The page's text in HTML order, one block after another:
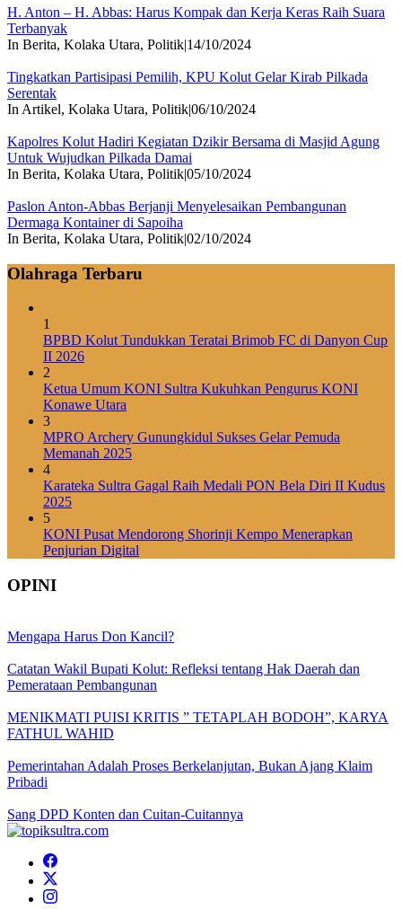
H. Anton – H. Abbas: Harus Kompak dan Kerja Keras Raih Suara
Terbanyak
In Berita, Kolaka Utara, Politik|14/10/2024
Tingkatkan Partisipasi Pemilih, KPU Kolut Gelar Kirab Pilkada
Serentak
In Artikel, Kolaka Utara, Politik|06/10/2024
Kapolres Kolut Hadiri Kegiatan Dzikir Bersama di Masjid Agung
Untuk Wujudkan Pilkada Damai
In Berita, Kolaka Utara, Politik|05/10/2024
Paslon Anton-Abbas Berjanji Menyelesaikan Pembangunan
Dermaga Kontainer di Sapoiha
In Berita, Kolaka Utara, Politik|02/10/2024
Olahraga Terbaru
1
BPBD Kolut Tundukkan Teratai Brimob FC di Danyon Cup
II 2026
2
Ketua Umum KONI Sultra Kukuhkan Pengurus KONI
Konawe Utara
3
MPRO Archery Gunungkidul Sukses Gelar Pemuda
Memanah 2025
4
Karateka Sultra Gagal Raih Medali PON Bela Diri II Kudus
2025
5
KONI Pusat Mendorong Shorinji Kempo Menerapkan
Penjurian Digital
OPINI
Mengapa Harus Don Kancil?
Catatan Wakil Bupati Kolut: Refleksi tentang Hak Daerah dan
Pemerataan Pembangunan
MENIKMATI PUISI KRITIS ” TETAPLAH BODOH”, KARYA
FATHUL WAHID
Pemerintahan Adalah Proses Berkelanjutan, Bukan Ajang Klaim
Pribadi
Sang DPD Konten dan Cuitan-Cuitannya